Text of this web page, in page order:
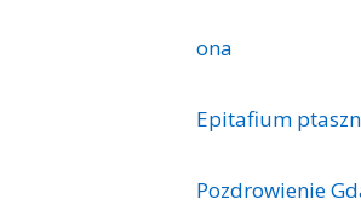
ona
Epitafium
Pozdrowienie